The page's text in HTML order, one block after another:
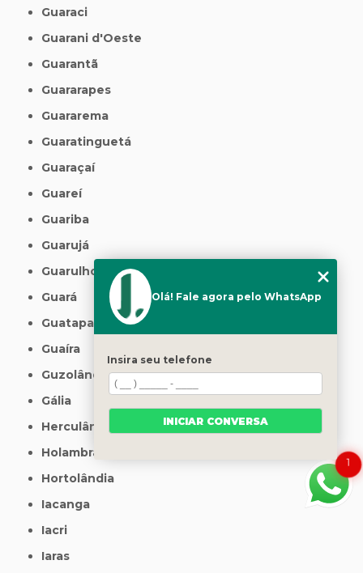
Guaraci
Guarani d'Oeste
Guarantã
Guararapes
Guararema
Guaratinguetá
Guaraçaí
Guareí
Guariba
Guarujá
Guarulhos
Guará
Guatapará
Guaíra
Guzolândia
Gália
Herculândia
Holambra
Hortolândia
Iacanga
Iacri
Iaras
1
Olá! Fale agora pelo WhatsApp
Insira seu telefone
INICIAR CONVERSA